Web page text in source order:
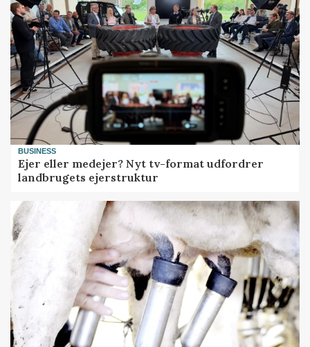
BUSINESS
Ejer eller medejer? Nyt tv-format udfordrer
landbrugets ejerstruktur